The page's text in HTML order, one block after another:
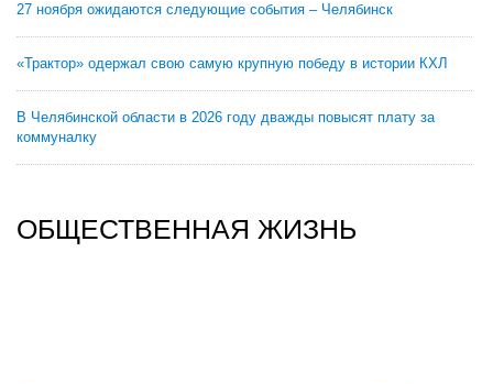
27 ноября ожидаются следующие события – Челябинск
«Трактор» одержал свою самую крупную победу в истории КХЛ
В Челябинской области в 2026 году дважды повысят плату за
коммуналку
ОБЩЕСТВЕННАЯ ЖИЗНЬ